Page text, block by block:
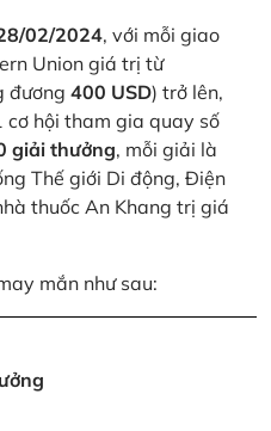
02/2024, với mỗi giao
Union giá trị từ
đương 400 USD) trở lên,
cơ hội tham gia quay số
giải thưởng, mỗi giải là
Thế giới Di động, Điện
thuốc An Khang trị giá
mắn như sau: